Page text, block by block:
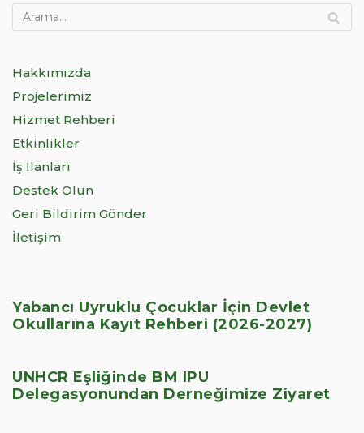
Hakkımızda
Projelerimiz
Hizmet Rehberi
Etkinlikler
İş İlanları
Destek Olun
Geri Bildirim Gönder
İletişim
Yabancı Uyruklu Çocuklar İçin Devlet
Okullarına Kayıt Rehberi (2026-2027)
UNHCR Eşliğinde BM IPU
Delegasyonundan Derneğimize Ziyaret